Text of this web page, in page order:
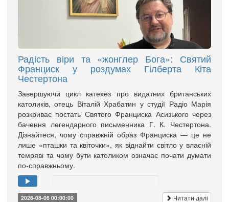
Радість віри та «жонглер Бога»: Святий
Франциск у роздумах Гілберта Кіта
Честертона
Завершуючи цикл катехез про видатних британських
католиків, отець Віталій Храбатин у студії Радіо Марія
розкриває постать Святого Франциска Асизького через
бачення легендарного письменника Г. К. Честертона.
Дізнайтеся, чому справжній образ Франциска — це не
лише «пташки та квіточки», як віднайти світло у власній
темряві та чому бути католиком означає почати думати
по-справжньому.
2026-08-06 00:00:00 Читати далі